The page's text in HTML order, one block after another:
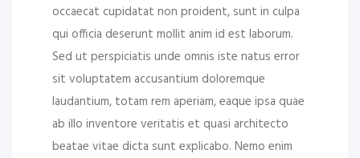
occaecat cupidatat non proident, sunt in culpa
qui officia deserunt mollit anim id est laborum.
Sed ut perspiciatis unde omnis iste natus error
sit voluptatem accusantium doloremque
laudantium, totam rem aperiam, eaque ipsa quae
ab illo inventore veritatis et quasi architecto
beatae vitae dicta sunt explicabo. Nemo enim